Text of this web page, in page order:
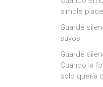
simple
Guardé
suyos.
Guardé
Cuando la
solo quería